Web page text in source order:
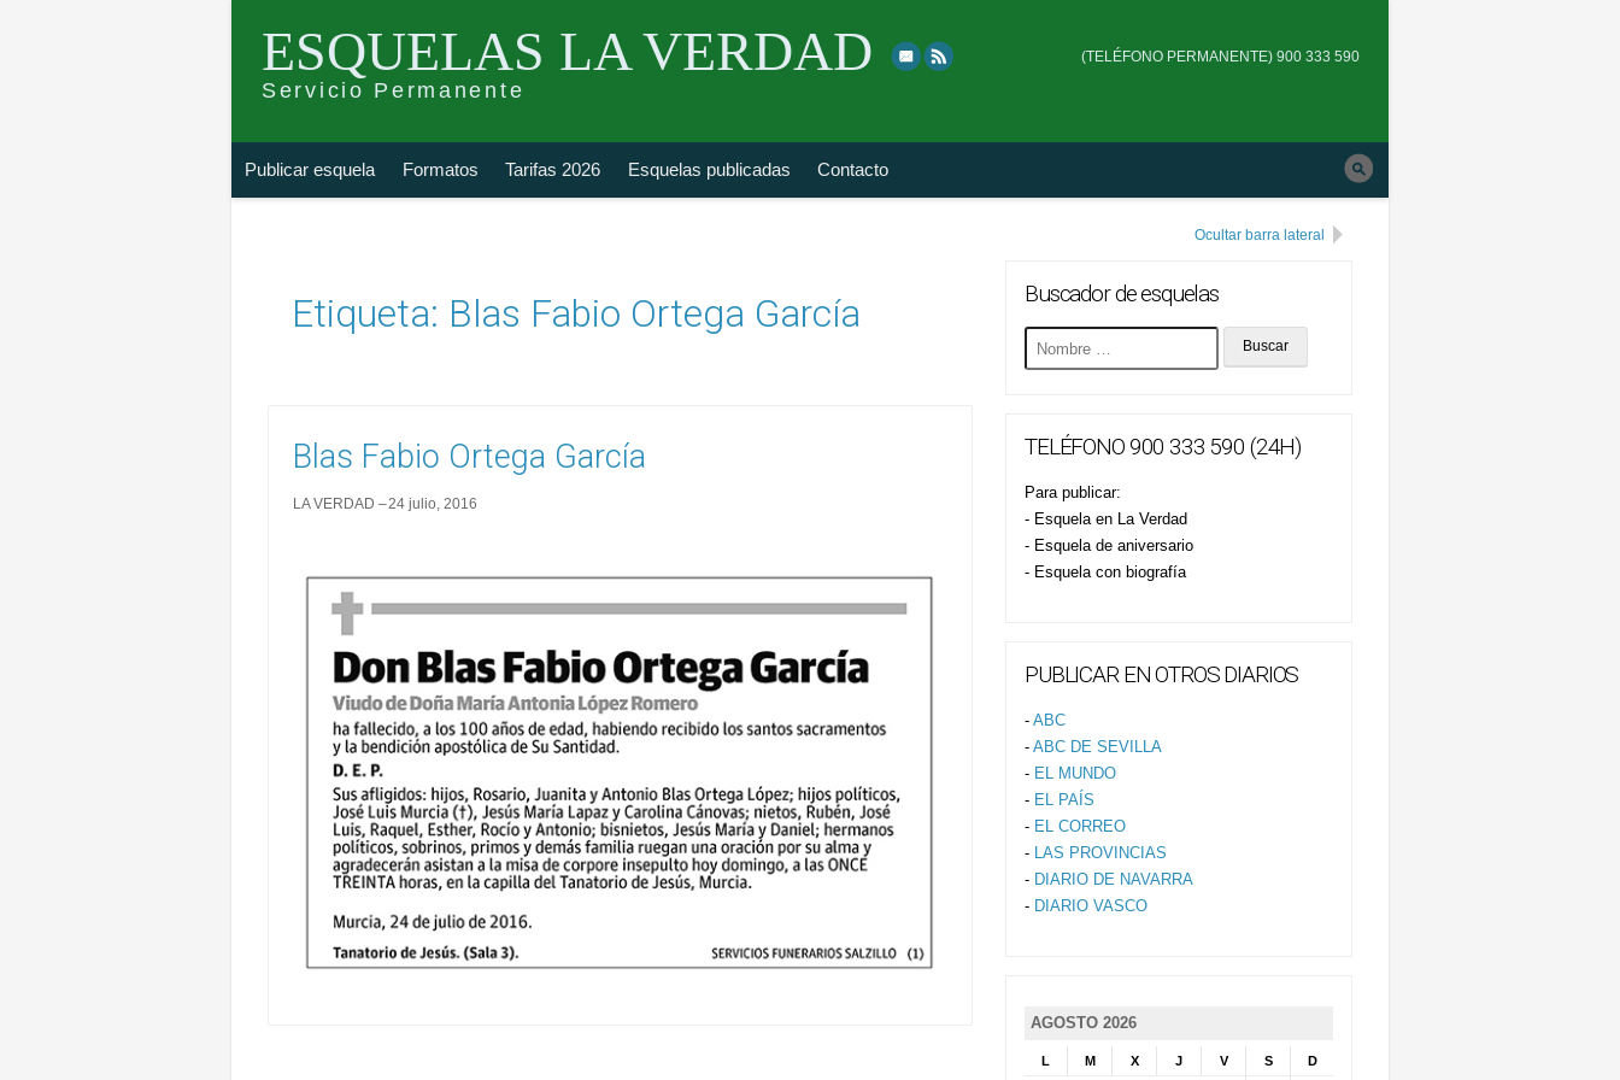
ESQUELAS LA VERDAD
Servicio Permanente
to
top
main
(TELÉFONO PERMANENTE) 900 333 590
Publicar esquela Formatos Tarifas 2026 Esquelas publicadas Contacto
esquela
Etiqueta: Blas Fabio Ortega García
Blas Fabio Ortega García
LA VERDAD 24 julio, 2016
Ocultar barra lateral
Buscador de esquelas
Buscar
esquela
TELÉFONO 900 333 590 (24H)
Para publicar:
- Esquela en La Verdad
- Esquela de aniversario
- Esquela con biografía
PUBLICAR EN OTROS DIARIOS
- ABC
- ABC DE SEVILLA
- EL MUNDO
- EL PAÍS
- EL CORREO
- LAS PROVINCIAS
- DIARIO DE NAVARRA
- DIARIO VASCO
AGOSTO 2026
L M X J V S D